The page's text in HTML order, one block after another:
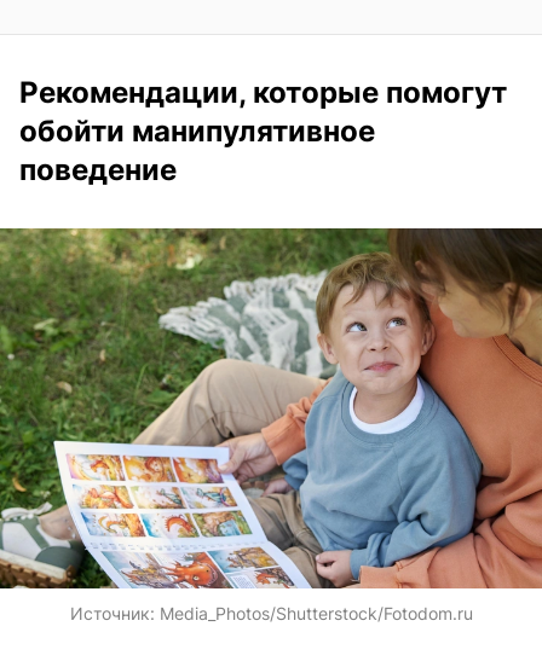
Рекомендации, которые помогут
обойти манипулятивное
поведение
Источник: Media_Photos/Shutterstock/Fotodom.ru